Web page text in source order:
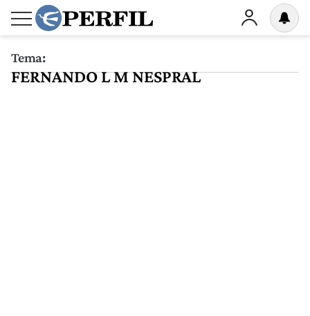
Tema:
FERNANDO L M NESPRAL